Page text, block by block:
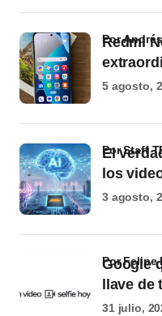
Redmi
por
5 agosto,
El
los
por Staff
3 agosto,
Google
llave
por
31 julio,